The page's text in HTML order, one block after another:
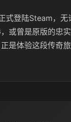
式登陆Steam，无
或曾是原版的忠
是体验这段传奇旅